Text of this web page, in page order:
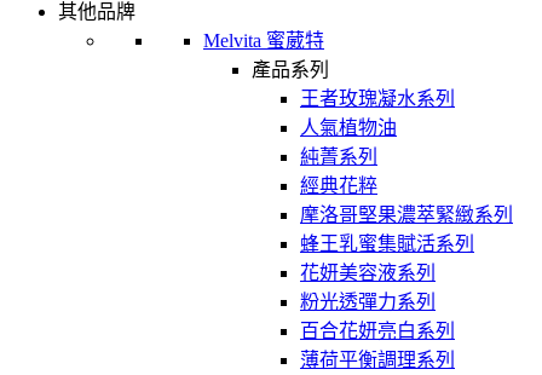
其他品牌
Melvita 蜜葳特
產品系列
王者玫瑰凝水系列
人氣植物油
純菁系列
經典花粹
摩洛哥堅果濃萃緊緻系列
蜂王乳蜜集賦活系列
花妍美容液系列
粉光透彈力系列
百合花妍亮白系列
薄荷平衡調理系列